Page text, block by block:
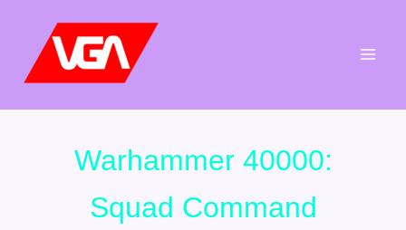
contenu
Warhammer 40000:
Squad Command